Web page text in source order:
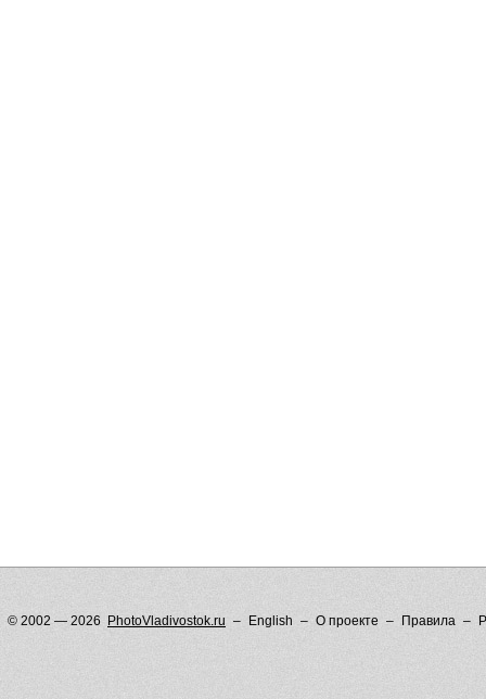
© 2002 — 2026 PhotoVladivostok.ru English О проекте Правила